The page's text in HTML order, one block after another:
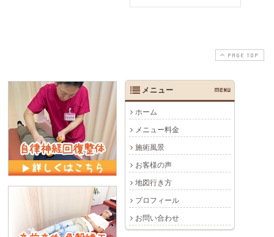
PAGE TOP
メニュー MENU
ホーム
メニュー料金
施術風景
お客様の声
地図行き方
プロフィール
お問い合わせ